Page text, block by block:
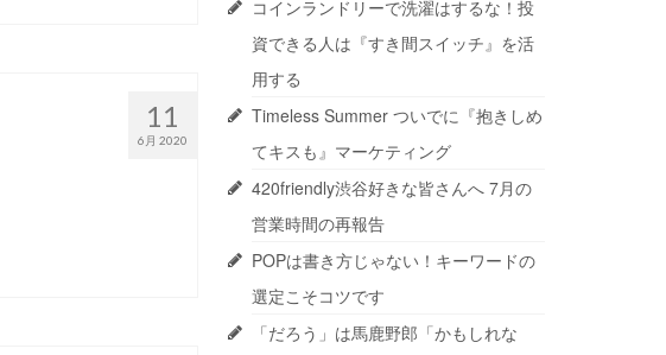
11
6月 2020
コインランドリーで洗濯はするな！投
資できる人は『すき間スイッチ』を活
用する
Timeless Summer ついでに『抱きしめ
てキスも』マーケティング
420friendly渋谷好きな皆さんへ 7月の
営業時間の再報告
POPは書き方じゃない！キーワードの
選定こそコツです
「だろう」は馬鹿野郎「かもしれな